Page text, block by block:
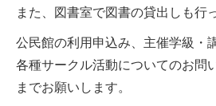
また、図書室で図書の貸出しも行
公民館の利用申込み、主催学級・
各種サークル活動についてのお問
までお願いします。